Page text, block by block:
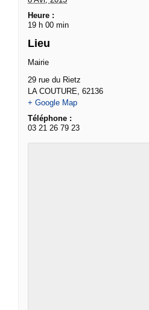
Heure :
19 h 00 min
Lieu
Mairie
29 rue du Rietz
LA COUTURE, 62136
+ Google Map
Téléphone :
03 21 26 79 23